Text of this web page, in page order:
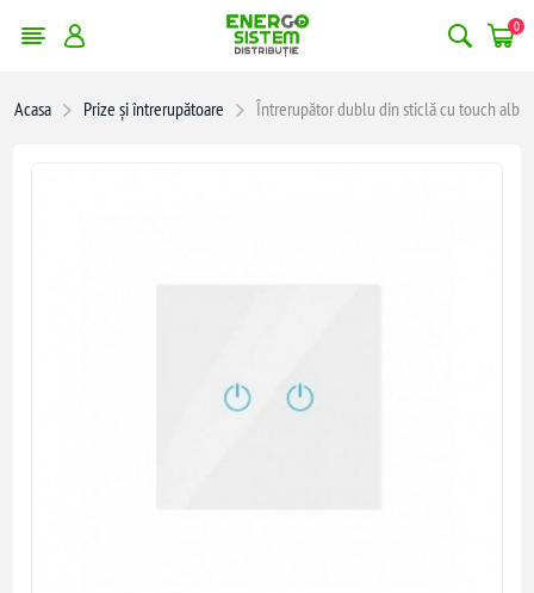
0
Acasa Prize și întrerupătoare Întrerupător dublu din sticlă cu touch alb